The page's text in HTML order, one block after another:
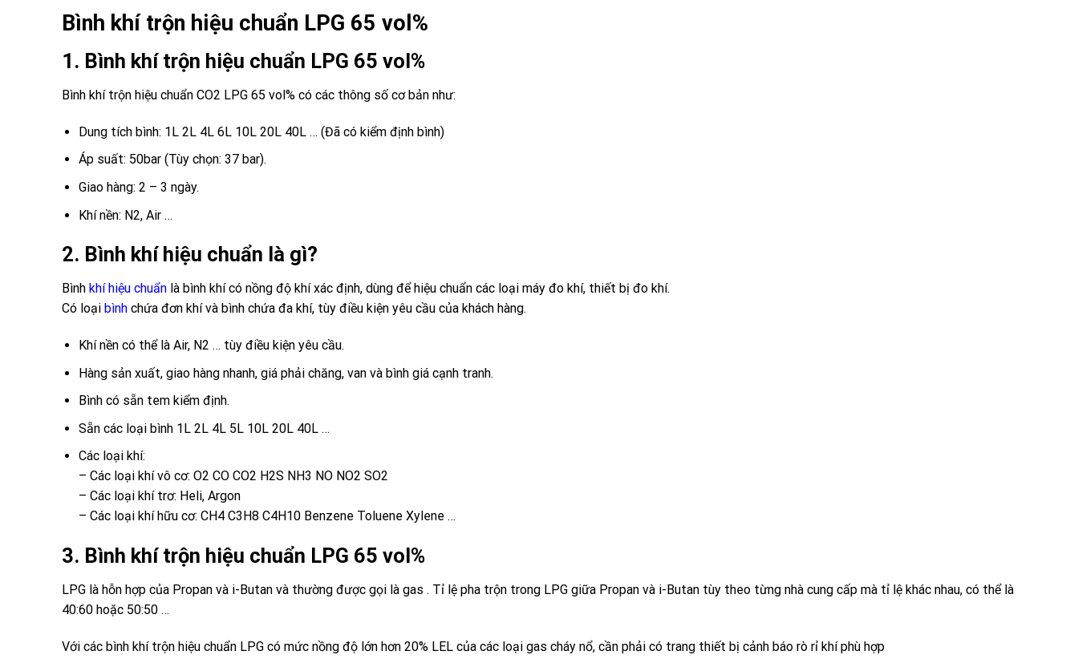
Bình khí trộn hiệu chuẩn LPG 65 vol%
1. Bình khí trộn hiệu chuẩn LPG 65 vol%
Bình khí trộn hiệu chuẩn CO2 LPG 65 vol% có các thông số cơ bản như:
Dung tích bình: 1L 2L 4L 6L 10L 20L 40L … (Đã có kiểm định bình)
Áp suất: 50bar (Tùy chọn: 37 bar).
Giao hàng: 2 – 3 ngày.
Khí nền: N2, Air …
2. Bình khí hiệu chuẩn là gì?
Bình khí hiệu chuẩn là bình khí có nồng độ khí xác định, dùng để hiệu chuẩn các loại máy đo khí, thiết bị đo khí.
Có loại bình chứa đơn khí và bình chứa đa khí, tùy điều kiện yêu cầu của khách hàng.
Khí nền có thể là Air, N2 … tùy điều kiện yêu cầu.
Hàng sản xuất, giao hàng nhanh, giá phải chăng, van và bình giá cạnh tranh.
Bình có sẵn tem kiểm định.
Sẵn các loại bình 1L 2L 4L 5L 10L 20L 40L …
Các loại khí:
– Các loại khí vô cơ: O2 CO CO2 H2S NH3 NO NO2 SO2
– Các loại khí trơ: Heli, Argon
– Các loại khí hữu cơ: CH4 C3H8 C4H10 Benzene Toluene Xylene …
3. Bình khí trộn hiệu chuẩn LPG 65 vol%
LPG là hỗn hợp của Propan và i-Butan và thường được gọi là gas . Tỉ lệ pha trộn trong LPG giữa Propan và i-Butan tùy theo từng nhà cung cấp mà tỉ lệ khác nhau, có thể là
40:60 hoặc 50:50 …
Với các bình khí trộn hiệu chuẩn LPG có mức nồng độ lớn hơn 20% LEL của các loại gas cháy nổ, cần phải có trang thiết bị cảnh báo rò rỉ khí phù hợp